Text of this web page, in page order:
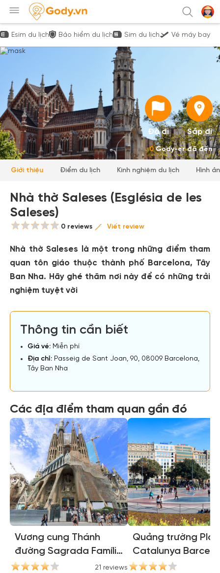
Esim du lịch Bảo hiểm du lịch Sim du lịch Vé máy bay
Đã đi Sắp đi
0Gody-er đã đến
Giới thiệu Điểm du lịch Kinh nghiệm du lịch Hình
Nhà thờ Saleses (Església de les
Saleses)
0 reviews Viết review
Nhà thờ Saleses là một trong những điểm tham
quan tôn giáo thuộc thành phố Barcelona, Tây
Ban Nha. Hãy ghé thăm nơi này để có những trải
nghiệm tuyệt vời
Thông tin cần biết
Giá vé: Miễn phí
Địa chỉ: Passeig de Sant Joan, 90, 08009 Barcelona,
Tây Ban Nha
Các địa điểm tham quan gần đó
Vương cung Thánh
đường Sagrada Família
(Sagrada Familia
21 reviews
Quảng trường
Catalunya
(Catalunya Square